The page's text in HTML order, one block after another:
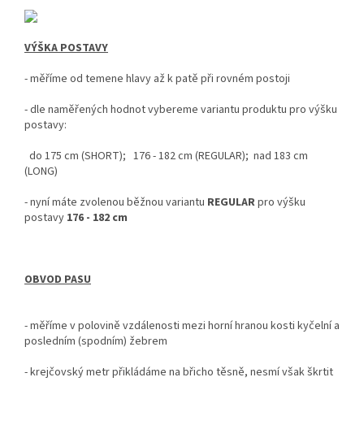
VÝŠKA POSTAVY
- měříme od temene hlavy až k patě při rovném postoji
-dle naměřených hodnot vybereme variantu produktu pro výšku
postavy:
do 175 cm (SHORT); 176 - 182 cm (REGULAR); nad 183 cm
(LONG)
- nynímáte zvolenou běžnou variantu REGULARpro výšku
postavy 176 - 182 cm
OBVOD PASU
- měříme v polovině vzdálenosti mezi horní hranou kosti kyčelní a
posledním (spodním) žebrem
- krejčovský metrpřikládáme na břicho těsně, nesmí však škrtit